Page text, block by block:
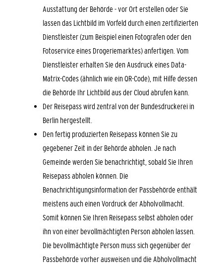
Ausstattung der Behörde - vor Ort erstellen oder Sie
lassen das Lichtbild im Vorfeld durch einen zertifizierten
Dienstleister (zum Beispiel einen Fotografen oder den
Fotoservice eines Drogeriemarktes) anfertigen. Vom
Dienstleister erhalten Sie den Ausdruck eines Data-
Matrix-Codes (ähnlich wie ein QR-Code), mit Hilfe dessen
die Behörde Ihr Lichtbild aus der Cloud abrufen kann.
Der Reisepass wird zentral von der Bundesdruckerei in
Berlin hergestellt.
Den fertig produzierten Reisepass können Sie zu
gegebener Zeit in der Behörde abholen. Je nach
Gemeinde werden Sie benachrichtigt, sobald Sie Ihren
Reisepass abholen können. Die
Benachrichtigungsinformation der Passbehörde enthält
meistens auch einen Vordruck der Abholvollmacht.
Somit können Sie Ihren Reisepass selbst abholen oder
ihn von einer bevollmächtigten Person abholen lassen.
Die bevollmächtigte Person muss sich gegenüber der
Passbehörde vorher ausweisen und die Abholvollmacht